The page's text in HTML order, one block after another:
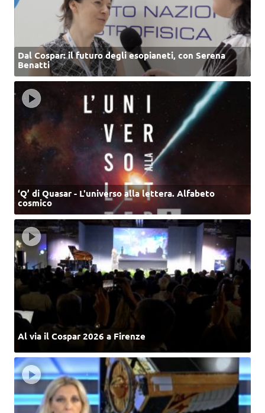
Dal Cospar: il futuro degli esopianeti, con Serena
Benatti
‘Q’ di Quasar - L'universo alla lettera. Alfabeto
cosmico
Al via il Cospar 2026 a Firenze